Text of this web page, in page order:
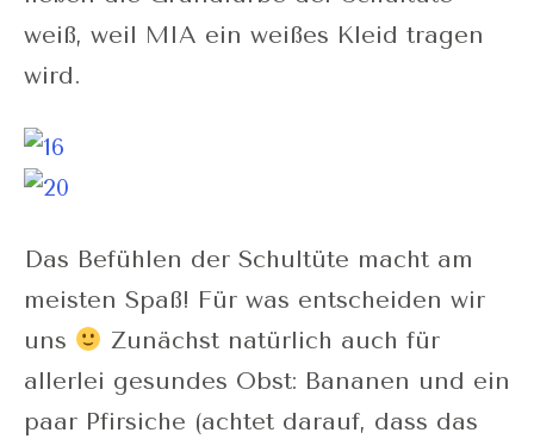
weiß, weil MIA ein weißes Kleid tragen
wird.
Das Befühlen der Schultüte macht am
meisten Spaß! Für was entscheiden wir
uns
Zunächst natürlich auch für
allerlei gesundes Obst: Bananen und ein
paar Pfirsiche (achtet darauf, dass das